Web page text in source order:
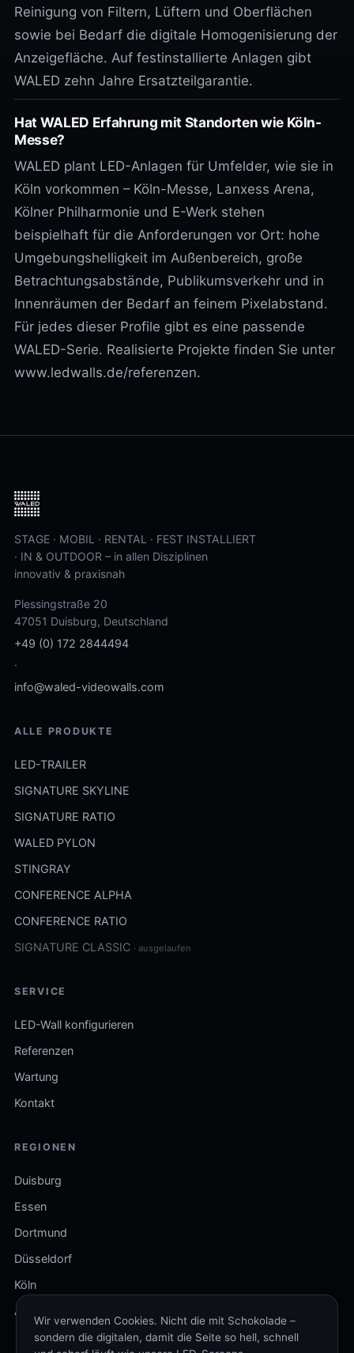
Reinigung von Filtern, Lüftern und Oberflächen
sowie bei Bedarf die digitale Homogenisierung der
Anzeigefläche. Auf festinstallierte Anlagen gibt
WALED zehn Jahre Ersatzteilgarantie.
Hat WALED Erfahrung mit Standorten wie Köln-
Messe?
WALED plant LED-Anlagen für Umfelder, wie sie in
Köln vorkommen – Köln-Messe, Lanxess Arena,
Kölner Philharmonie und E-Werk stehen
beispielhaft für die Anforderungen vor Ort: hohe
Umgebungshelligkeit im Außenbereich, große
Betrachtungsabstände, Publikumsverkehr und in
Innenräumen der Bedarf an feinem Pixelabstand.
Für jedes dieser Profile gibt es eine passende
WALED-Serie. Realisierte Projekte finden Sie unter
www.ledwalls.de/referenzen.
STAGE · MOBIL · RENTAL · FEST INSTALLIERT
· IN & OUTDOOR – in allen Disziplinen
innovativ & praxisnah
Plessingstraße 20
47051 Duisburg, Deutschland
+49 (0) 172 2844494
·
info@waled-videowalls.com
ALLE PRODUKTE
LED-TRAILER
SIGNATURE SKYLINE
SIGNATURE RATIO
WALED PYLON
STINGRAY
CONFERENCE ALPHA
CONFERENCE RATIO
SIGNATURE CLASSIC · ausgelaufen
SERVICE
LED-Wall konfigurieren
Referenzen
Wartung
Kontakt
REGIONEN
Duisburg
Essen
Dortmund
Düsseldorf
Köln
Alle Standorte
Wir verwenden Cookies. Nicht die mit Schokolade –
sondern die digitalen, damit die Seite so hell, schnell